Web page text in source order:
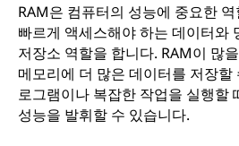
RAM은 컴퓨터의 성능에 중요한
빠르게 액세스해야 하는 데이터와
저장소 역할을 합니다. RAM이 많
메모리에 더 많은 데이터를 저장할
로그램이나 복잡한 작업을 실행할
성능을 발휘할 수 있습니다.